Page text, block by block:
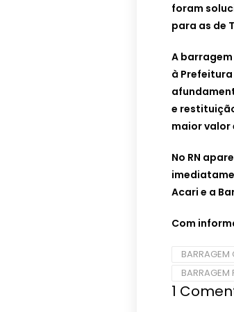
foram
para as de
A
à
e
maior valor
No RN
Acari e a
Com
BARRAGEM
BARRAGEM
1